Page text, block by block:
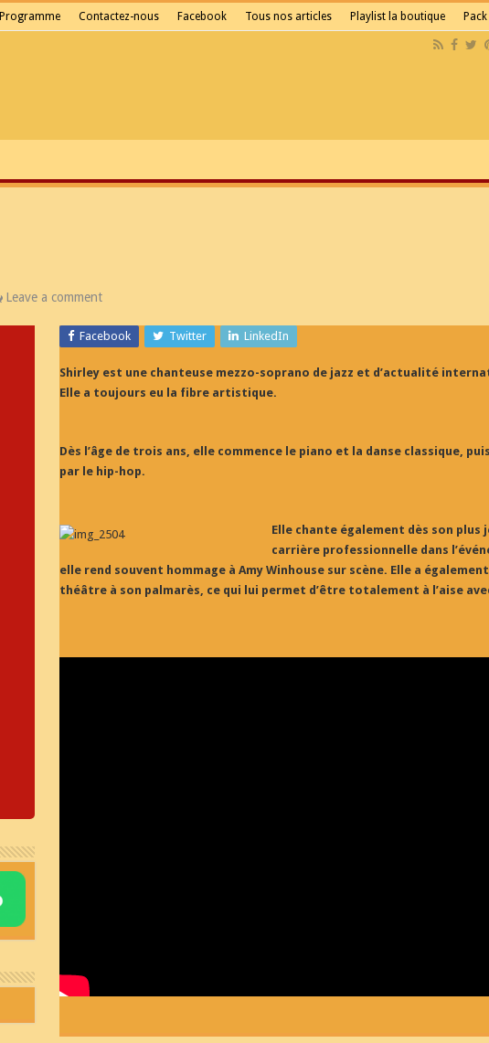
Programme Contactez-nous Facebook Tous nos articles Playlist la boutique
Leave a comment
Facebook Twitter LinkedIn
Shirley est une chanteuse mezzo-soprano de jazz et d’actualité
Elle a toujours eu la fibre artistique.
Dès l’âge de trois ans, elle commence le piano et la danse classique,
par le hip-hop.
Elle chante également dès son plus
carrière professionnelle dans
elle rend souvent hommage à Amy Winhouse sur scène. Elle a
théâtre à son palmarès, ce qui lui permet d’être totalement à l’aise